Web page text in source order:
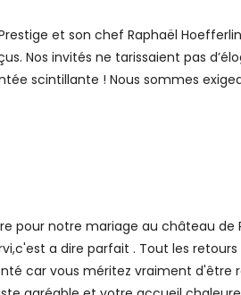
et son chef Raphaël
Nos invités ne tarissaient pas
scintillante ! Nous sommes
notre mariage au château de
a dire parfait . Tout les
car vous méritez vraiment d'être